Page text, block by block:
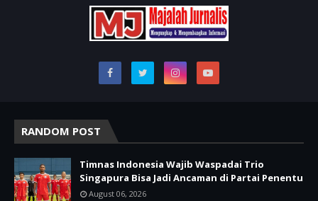
RANDOM POST
Timnas Indonesia Wajib Waspadai Trio
Singapura Bisa Jadi Ancaman di Partai Penentu
August 06, 2026